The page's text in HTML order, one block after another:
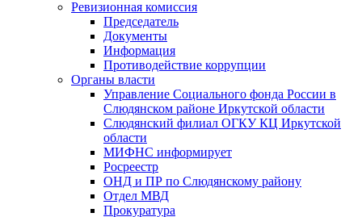
Ревизионная комиссия
Председатель
Документы
Информация
Противодействие коррупции
Органы власти
Управление Социального фонда России в
Слюдянском районе Иркутской области
Слюдянский филиал ОГКУ КЦ Иркутской
области
МИФНС информирует
Росреестр
ОНД и ПР по Слюдянскому району
Отдел МВД
Прокуратура